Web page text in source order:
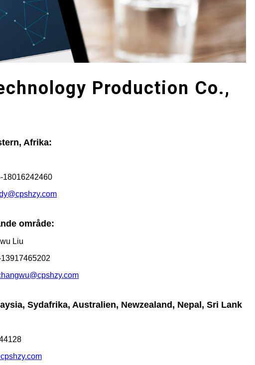
Production Co.,
Afrika:
18016242460
område:
Liu
Sydafrika, Australien, Newzealand, Nepal, Sri Lank